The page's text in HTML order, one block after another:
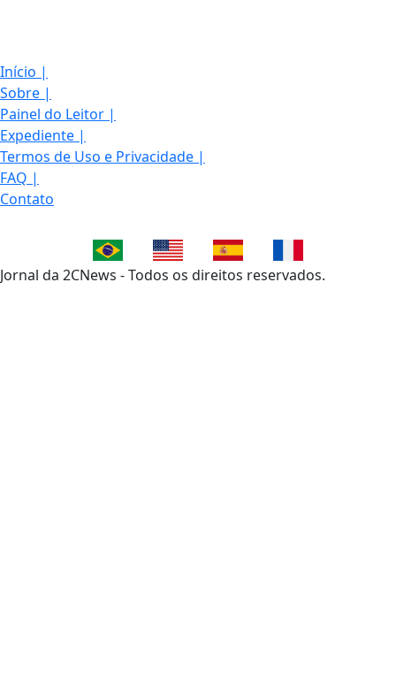
Início |
Sobre |
Painel do Leitor |
Expediente |
Termos de Uso e Privacidade |
FAQ |
Contato
Jornal da 2CNews - Todos os direitos reservados.